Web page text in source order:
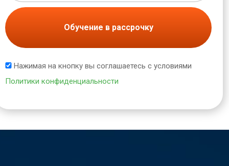
Обучение в рассрочку
Нажимая на кнопку вы соглашаетесь с условиями
Политики конфиденциальности